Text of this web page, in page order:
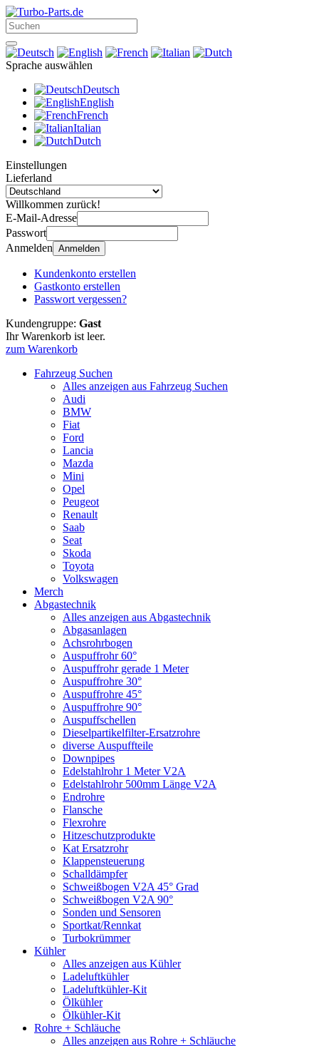
Sprache auswählen
Deutsch
English
French
Italian
Dutch
Einstellungen
Lieferland
Willkommen zurück!
E-Mail-Adresse
Passwort
Anmelden Anmelden
Kundenkonto erstellen
Gastkonto erstellen
Passwort vergessen?
Kundengruppe: Gast
Ihr Warenkorb ist leer.
zum Warenkorb
Fahrzeug Suchen
Alles anzeigen aus Fahrzeug Suchen
Audi
BMW
Fiat
Ford
Lancia
Mazda
Mini
Opel
Peugeot
Renault
Saab
Seat
Skoda
Toyota
Volkswagen
Merch
Abgastechnik
Alles anzeigen aus Abgastechnik
Abgasanlagen
Achsrohrbogen
Auspuffrohr 60°
Auspuffrohr gerade 1 Meter
Auspuffrohre 30°
Auspuffrohre 45°
Auspuffrohre 90°
Auspuffschellen
Dieselpartikelfilter-Ersatzrohre
diverse Auspuffteile
Downpipes
Edelstahlrohr 1 Meter V2A
Edelstahlrohr 500mm Länge V2A
Endrohre
Flansche
Flexrohre
Hitzeschutzprodukte
Kat Ersatzrohr
Klappensteuerung
Schalldämpfer
Schweißbogen V2A 45° Grad
Schweißbogen V2A 90°
Sonden und Sensoren
Sportkat/Rennkat
Turbokrümmer
Kühler
Alles anzeigen aus Kühler
Ladeluftkühler
Ladeluftkühler-Kit
Ölkühler
Ölkühler-Kit
Rohre + Schläuche
Alles anzeigen aus Rohre + Schläuche